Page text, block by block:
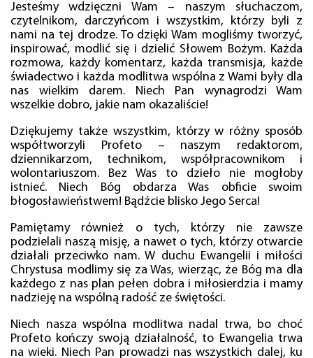
Jesteśmy wdzięczni Wam – naszym słuchaczom,
czytelnikom, darczyńcom i wszystkim, którzy byli z
nami na tej drodze. To dzięki Wam mogliśmy tworzyć,
inspirować, modlić się i dzielić Słowem Bożym. Każda
rozmowa, każdy komentarz, każda transmisja, każde
świadectwo i każda modlitwa wspólna z Wami były dla
nas wielkim darem. Niech Pan wynagrodzi Wam
wszelkie dobro, jakie nam okazaliście!
Dziękujemy także wszystkim, którzy w różny sposób
współtworzyli Profeto – naszym redaktorom,
dziennikarzom, technikom, współpracownikom i
wolontariuszom. Bez Was to dzieło nie mogłoby
istnieć. Niech Bóg obdarza Was obficie swoim
błogosławieństwem! Bądźcie blisko Jego Serca!
Pamiętamy również o tych, którzy nie zawsze
podzielali naszą misję, a nawet o tych, którzy otwarcie
działali przeciwko nam. W duchu Ewangelii i miłości
Chrystusa modlimy się za Was, wierząc, że Bóg ma dla
każdego z nas plan pełen dobra i miłosierdzia i mamy
nadzieję na wspólną radość ze świętości.
Niech nasza wspólna modlitwa nadal trwa, bo choć
Profeto kończy swoją działalność, to Ewangelia trwa
na wieki. Niech Pan prowadzi nas wszystkich dalej, ku